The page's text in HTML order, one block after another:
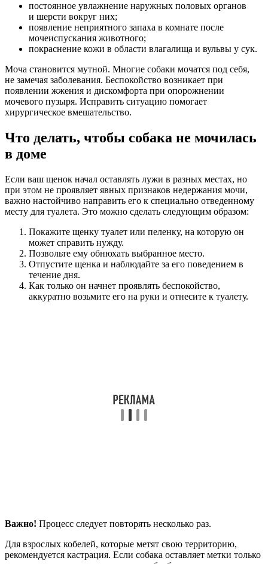
постоянное увлажнение наружных половых органов
и шерсти вокруг них;
появление неприятного запаха в комнате после
мочеиспускания животного;
покраснение кожи в области влагалища и вульвы у сук.
Моча становится мутной. Многие собаки мочатся под себя,
не замечая заболевания. Беспокойство возникает при
появлении жжения и дискомфорта при опорожнении
мочевого пузыря. Исправить ситуацию помогает
хирургическое вмешательство.
Что делать, чтобы собака не мочилась
в доме
Если ваш щенок начал оставлять лужи в разных местах, но
при этом не проявляет явных признаков недержания мочи,
важно настойчиво направить его к специально отведенному
месту для туалета. Это можно сделать следующим образом:
Покажите щенку туалет или пеленку, на которую он
может справить нужду.
Позвольте ему обнюхать выбранное место.
Отпустите щенка и наблюдайте за его поведением в
течение дня.
Как только он начнет проявлять беспокойство,
аккуратно возьмите его на руки и отнесите к туалету.
Важно! Процесс следует повторять несколько раз.
Для взрослых кобелей, которые метят свою территорию,
рекомендуется кастрация. Если собака оставляет метки только